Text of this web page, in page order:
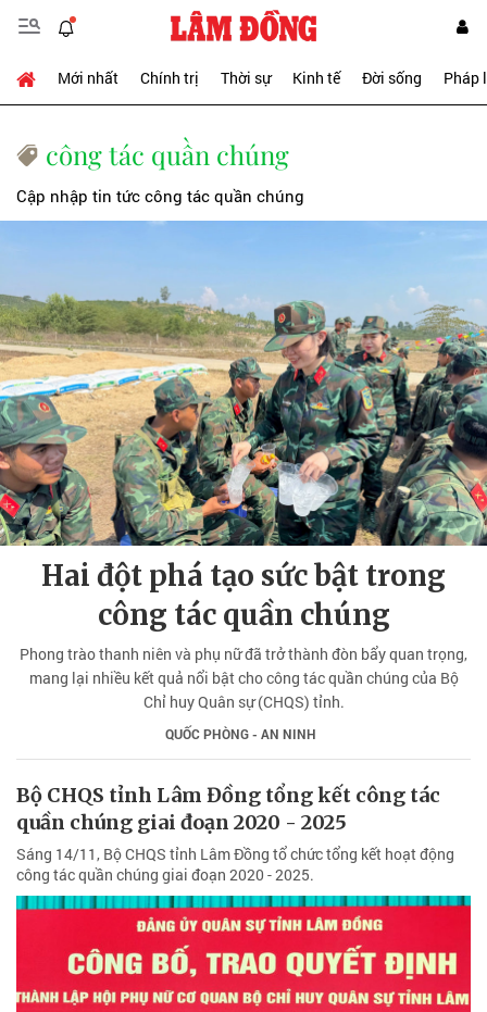
Mới nhất Chính trị Thời sự Kinh tế Đời sống Pháp
công tác quần chúng
Cập nhập tin tức công tác quần chúng
Hai đột phá tạo sức bật trong
công tác quần chúng
Phong trào thanh niên và phụ nữ đã trở thành đòn bẩy quan trọng,
mang lại nhiều kết quả nổi bật cho công tác quần chúng của Bộ
Chỉ huy Quân sự (CHQS) tỉnh.
QUỐC PHÒNG - AN NINH
Bộ CHQS tỉnh Lâm Đồng tổng kết công tác
quần chúng giai đoạn 2020 - 2025
Sáng 14/11, Bộ CHQS tỉnh Lâm Đồng tổ chức tổng kết hoạt động
công tác quần chúng giai đoạn 2020 - 2025.